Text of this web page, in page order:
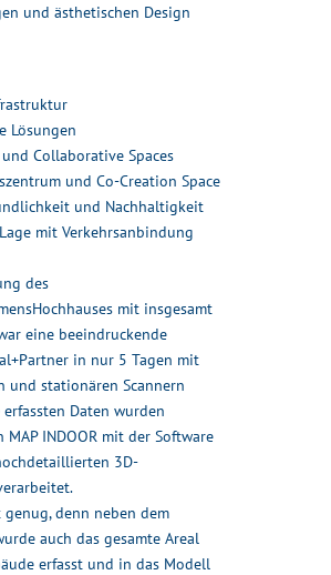
und ästhetischen Design
Collaborative Spaces
und Co-Creation Space
und Nachhaltigkeit
mit Verkehrsanbindung
des
mit insgesamt
eine beeindruckende
in nur 5 Tagen mit
und stationären Scannern
Daten wurden
INDOOR mit der Software
3D-
denn neben dem
auch das gesamte Areal
erfasst und in das Modell